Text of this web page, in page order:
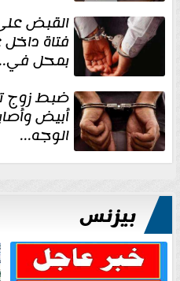
القبض
فتاة داخل
بمحل
ضبط زوج
أبيض
الوجه...
بيزنس